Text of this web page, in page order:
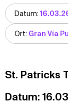
Datum:
Ort: Gran Vía
St. Patricks
Datum: